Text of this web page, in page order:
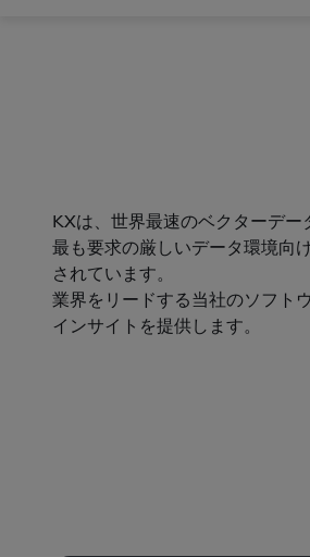
KXは、世界最速のベクターデー
最も要求の厳しいデータ環境向
されています。
業界をリードする当社のソフト
インサイトを提供します。